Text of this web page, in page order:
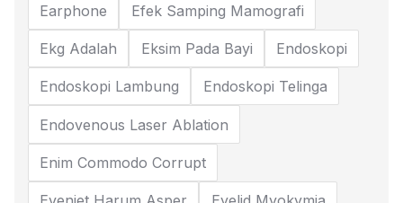
Earphone Efek Samping Mamografi
Ekg Adalah Eksim Pada Bayi Endoskopi
Endoskopi Lambung Endoskopi Telinga
Endovenous Laser Ablation
Enim Commodo Corrupt